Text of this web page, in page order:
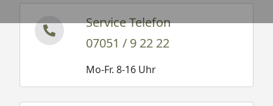
Service Telefon
07051 / 9 22 22
Mo-Fr. 8-16 Uhr